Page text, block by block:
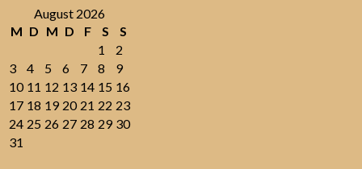
August 2026
M D M D F S
S
1
2
3
4 5 6 7 8
9
10 11 12 13 14 15 16
17 18 19 20 21 22 23
24 25 26 27 28 29 30
31